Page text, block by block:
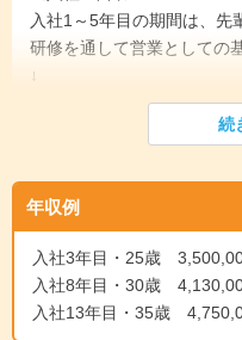
入社1～5年目の期間は、先
研修を通して営業としての
↓
入社5～10年目の期間は、
この期間で主任級や係長級
↓
入社10～25年目の期間は、
模範となり、仕事を進めて
また、この期間に所長や担
続
年収例
入社3年目・25歳
入社8年目・30歳
入社13年目・35歳